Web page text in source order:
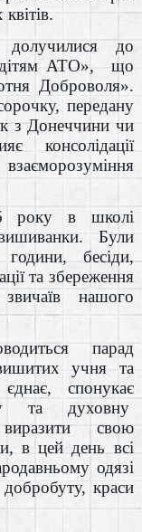
до
АТО»,
що
Доброволя».
передану
з Донеччини чи
консолідації
року в школі
Були
години, бесіди,
та збереження
нашого
парад
учня та
спонукає
та духовну
свою
в цей день всі
одязі
краси